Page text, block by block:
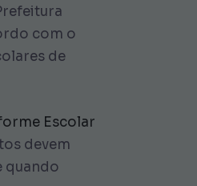
com o
de
Escolar
devem
quando